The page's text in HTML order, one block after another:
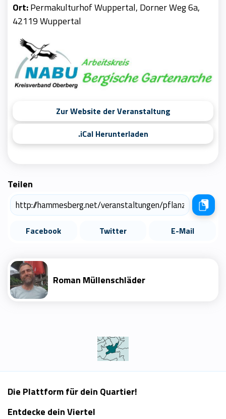
Ort:Permakulturhof Wuppertal, Dorner Weg 6a,
42119 Wuppertal
Zur Website der Veranstaltung
.iCal Herunterladen
Teilen
Facebook Twitter E-Mail
Roman Müllenschläder
Die Plattform für dein Quartier!
Entdecke dein Viertel